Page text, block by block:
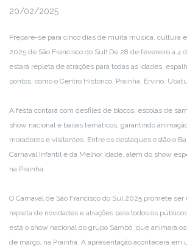
20/02/2025
Prepare-se para cinco dias de muita música, cultura
2025 de São Francisco do Sul! De 28 de fevereiro a 4
estará repleta de atrações para todas as idades,
pontos, como o Centro Histórico, Prainha, Ervino,
A festa contará com desfiles de blocos, escolas de
show nacional e bailes temáticos, garantindo
moradores e visitantes. Entre os destaques estão o
Carnaval Infantil e da Melhor Idade, além do show
na Prainha.
O Carnaval de São Francisco do Sul 2025 promete
repleta de novidades e atrações para todos os
está o show nacional do grupo Sambô, que animará
de março, na Prainha. A apresentação acontecerá em